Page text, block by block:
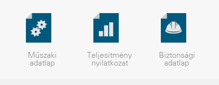
Műszaki
adatlap
Teljesítmény
nyilatkozat
Biztonsági
adatlap